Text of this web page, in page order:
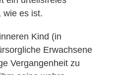
wie es ist.
Kind (in
Erwachsene
Vergangenheit zu